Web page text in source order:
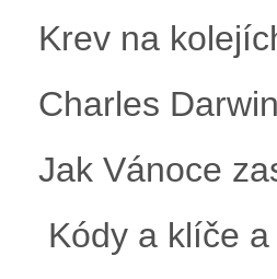
Krev na
Charles
Jak Vánoce
Kódy a klíče